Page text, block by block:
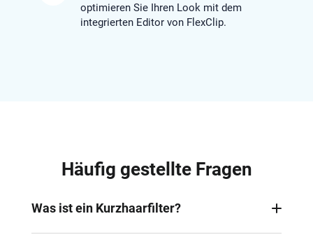
optimieren Sie Ihren Look mit dem
integrierten Editor von FlexClip.
Häufig gestellte Fragen
Was ist ein Kurzhaarfilter?